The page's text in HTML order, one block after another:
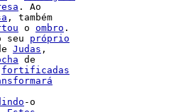
, também
o ombro .
seu próprio
Judas ,
de
fortificadas
-o